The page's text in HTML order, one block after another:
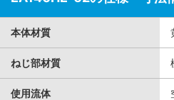
本体材質
ねじ部材質
使用流体